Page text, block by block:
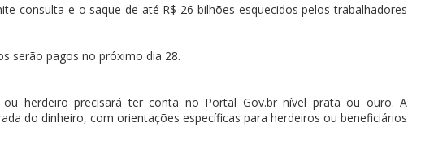
consulta e o saque de até R$ 26 bilhões esquecidos pelos trabalhadores
serão pagos no próximo dia 28.
herdeiro precisará ter conta no Portal Gov.br nível prata ou ouro. A
do dinheiro, com orientações específicas para herdeiros ou beneficiários